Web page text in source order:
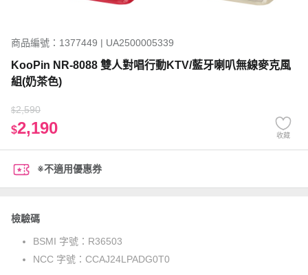
商品編號：1377449 | UA2500005339
KooPin NR-8088 雙人對唱行動KTV/藍牙喇叭無線麥克風
組(奶茶色)
$2,590
$2,190 收藏
※不適用優惠券
檢驗碼
BSMI 字號： R36503
NCC 字號： CCAJ24LPADG0T0